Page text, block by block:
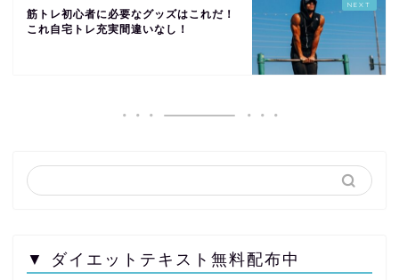
筋トレ初心者に必要なグッズはこれだ！
これ自宅トレ充実間違いなし！
▼ ダイエットテキスト無料配布中